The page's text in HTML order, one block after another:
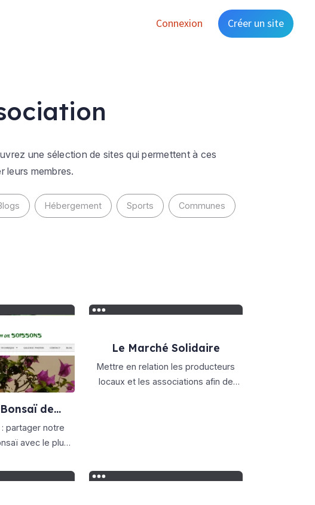
Connexion Créer un site
une sélection de sites qui permettent à ces
leurs membres.
Hébergement Sports Communes
de
avec le plus
Le Marché Solidaire
Mettre en relation les producteurs
locaux et les associations afin de